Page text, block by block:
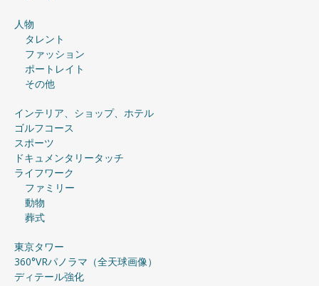
人物
タレント
ファッション
ポートレイト
その他
インテリア、ショップ、ホテル
ゴルフコース
スポーツ
ドキュメンタリータッチ
ライフワーク
ファミリー
動物
葬式
東京タワー
360°VRパノラマ（全天球画像）
ディテール強化